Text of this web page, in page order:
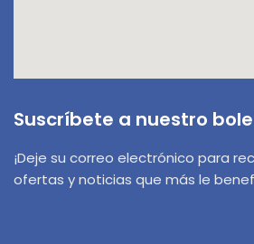
Suscríbete a nuestro
¡Deje su correo electrónico para
ofertas y noticias que más le